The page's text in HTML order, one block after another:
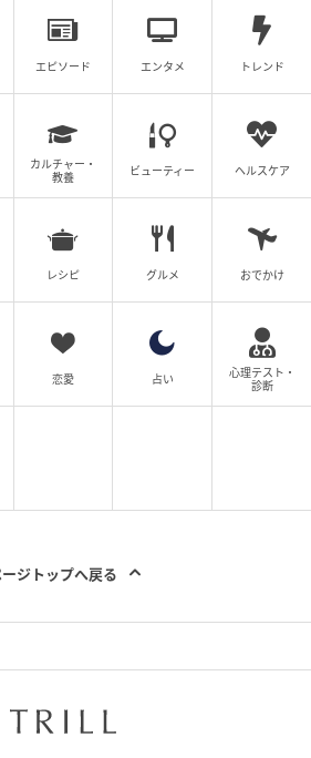
アモーレ1人2678円。利用は2名から。時間は
セットは全3種あり、用途や人数
1日10セット限定のピクニック
ト型のマルゲリータ、サラダ、
フリット、フィナンシェ、好きな
シート、テーブル、カッティン
エピソード エンタメ トレンド
カルチャー・
教養
ビューティー ヘルスケア
レシピ グルメ おでかけ
恋愛 占い
心理テスト・
診断
ジトップへ戻る